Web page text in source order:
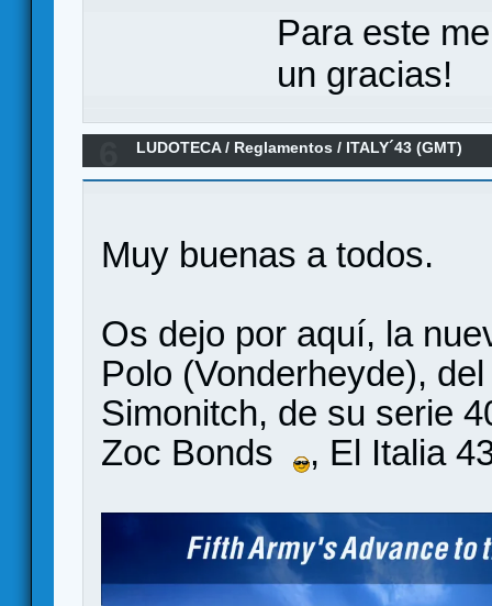
Para este
un gracias!
LUDOTECA/ Reglamentos / ITALY´43 (GMT)
Muy buenas a todos.
Os dejo por aquí, la
Polo (Vonderheyde),
Simonitch, de su serie
Zoc Bonds
, El Italia